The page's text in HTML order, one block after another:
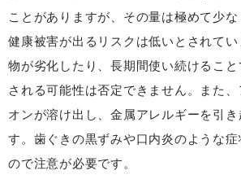
ことがありますが、その量は極めて少
健康被害が出るリスクは低いとされて
物が劣化したり、長期間使い続けるこ
される可能性は否定できません。また
オンが溶け出し、金属アレルギーを引
す。歯ぐきの黒ずみや口内炎のような
ので注意が必要です。